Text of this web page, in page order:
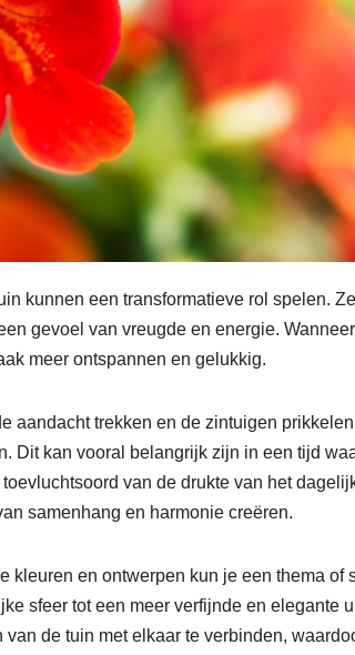
kunnen een transformatieve rol spelen.
gevoel van vreugde en energie.
meer ontspannen en gelukkig.
aandacht trekken en de zintuigen
Dit kan vooral belangrijk zijn in een tijd
van de drukte van het
samenhang en harmonie creëren.
kleuren en ontwerpen kun je een thema
sfeer tot een meer verfijnde en elegante
de tuin met elkaar te verbinden,